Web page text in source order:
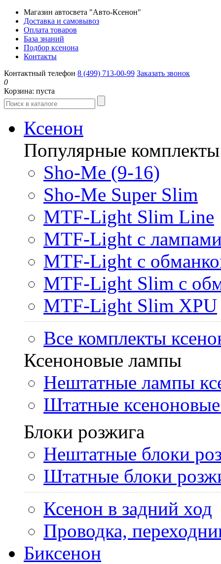
Магазин автосвета "Авто-Ксенон"
Доставка и самовывоз
Оплата товаров
База знаний
Подбор ксенона
Контакты
Контактный телефон 8 (499) 713-00-99 Заказать звонок
0
Корзина: пуста
Ксенон
Популярные комплекты
Sho-Me (9-16)
Sho-Me Super Slim
MTF-Light Slim Line
MTF-Light с
MTF-Light с
MTF-Light Slim с
MTF-Light Slim XPU
Все комплекты
Ксеноновые лампы
Нештатные лампы
Штатные
Блоки розжига
Нештатные блоки
Штатные блоки
Ксенон в задний ход
Проводка,
Биксенон